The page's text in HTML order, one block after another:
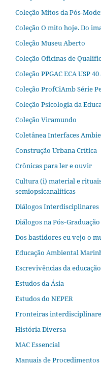
Coleção Mitos da Pós-
Coleção O mito hoje. Do
Coleção Museu Aberto
Coleção Oficinas de
Coleção PPGAC ECA USP
Coleção ProfCiAmb Série
Coleção Psicologia da
Coleção Viramundo
Coletânea Interfaces
Construção Urbana Crítica
Crônicas para ler e ouvir
Cultura (i) material e
semiopsicanalíticas
Diálogos Interdisciplinares
Diálogos na Pós‐Graduação
Dos bastidores eu vejo o
Educação Ambiental
Escrevivências da
Estudos da Ásia​
Estudos do NEPER
Fronteiras
História Diversa
MAC Essencial
Manuais de Procedimentos